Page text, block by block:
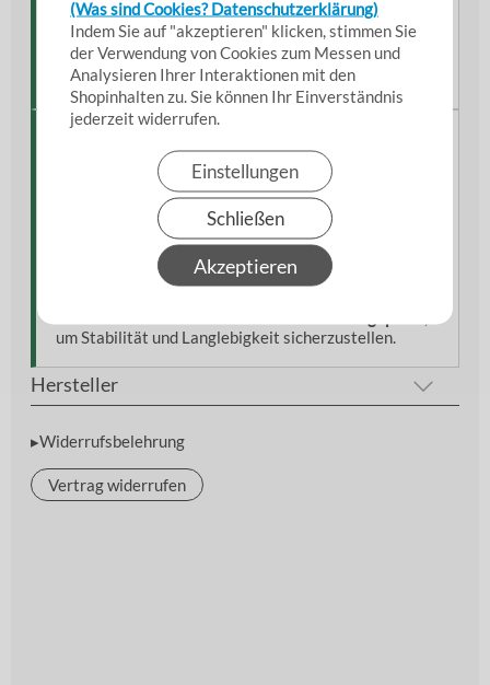
(Was sind Cookies? Datenschutzerklärung)
Indem Sie auf "akzeptieren" klicken, stimmen Sie
der Verwendung von Cookies zum Messen und
Analysieren Ihrer Interaktionen mit den
Shopinhalten zu. Sie können Ihr Einverständnis
jederzeit widerrufen.
Einstellungen
Schließen
Akzeptieren
Verfügbare Varianten
Erhältlich in verschiedenenDurchmessern (innen)
passend für alle gängigen Absaug- und Rohrsysteme.
Die kurze Bauform eignet sich besonders für
Anpassungen im Rohrsystemoder enge
Einbausituationen.
Bördelungsorgt für sicheren Halt der
Spannschellen und eine dauerhaft dichte Verbindung.
um Stabilität und Langlebigkeit sicherzustellen.
Hersteller
▸Widerrufsbelehrung
Vertrag widerrufen